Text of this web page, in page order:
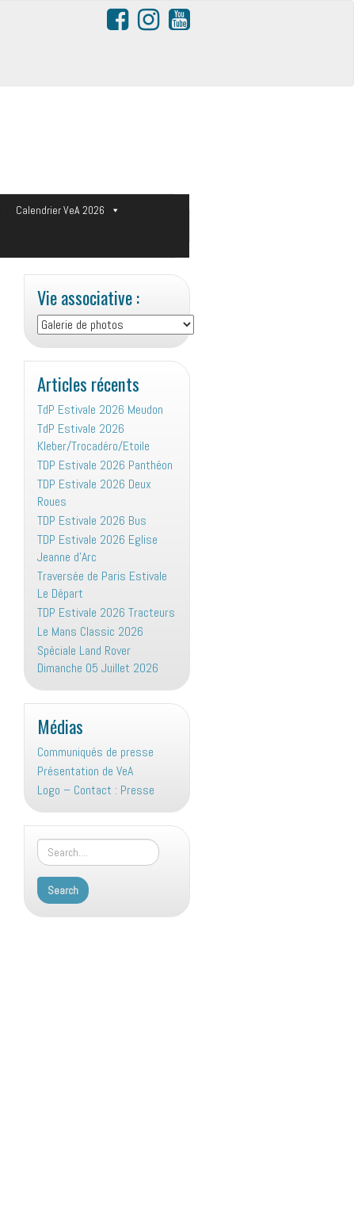
Calendrier VeA 2026
Vie associative :
Vie
associative
:
Articles récents
TdP Estivale 2026 Meudon
TdP Estivale 2026
Kleber/Trocadéro/Etoile
TDP Estivale 2026 Panthéon
TDP Estivale 2026 Deux
Roues
TDP Estivale 2026 Bus
TDP Estivale 2026 Eglise
Jeanne d’Arc
Traversée de Paris Estivale
Le Départ
TDP Estivale 2026 Tracteurs
Le Mans Classic 2026
Spéciale Land Rover
Dimanche 05 Juillet 2026
Médias
Communiqués de presse
Présentation de VeA
Logo – Contact : Presse